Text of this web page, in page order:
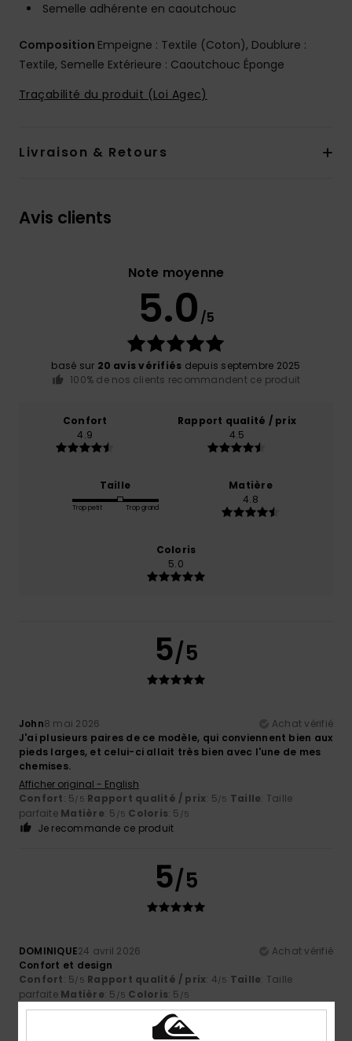
Semelle adhérente en caoutchouc
Composition Empeigne : Textile (Coton), Doublure :
Textile, Semelle Extérieure : Caoutchouc Éponge
Traçabilité du produit (Loi Agec)
Livraison & Retours
Avis clients
Note moyenne
5.0 /5
basé sur 20 avis vérifiés depuis septembre 2025
100% de nos clients recommandent ce produit
Confort
4.9
Rapport qualité / prix
4.5
Taille
Trop petit Trop grand
Matière
4.8
Coloris
5.0
5/5
John8 mai 2026
Achat vérifié
J'ai plusieurs paires de ce modèle, qui conviennent bien aux
pieds larges, et celui-ci allait très bien avec l'une de mes
chemises.
Afficher original - English
Confort: 5/5 Rapport qualité / prix: 5/5 Taille: Taille
parfaite Matière: 5 /5 Coloris: 5 /5
Je recommande ce produit
5/5
DOMINIQUE24 avril 2026
Achat vérifié
Confort et design
Confort: 5/5 Rapport qualité / prix: 4/5 Taille: Taille
parfaite Matière: 5 /5 Coloris: 5 /5
Je recommande ce produit